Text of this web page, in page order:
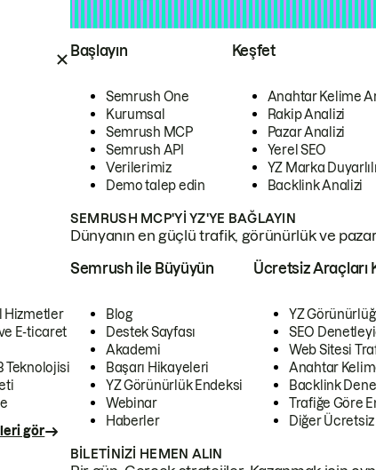
Başlayın
Semrush One
Kurumsal
Semrush MCP
Semrush API
Verilerimiz
Demo talep edin
Keşfet
Anahtar Kelime
Rakip Analizi
Pazar Analizi
Yerel SEO
YZ Marka
Backlink Analizi
SEMRUSH MCP'YI YZ'YE BAĞLAYIN
Dünyanın en güçlü trafik, görünürlük ve
Hizmetler
E-ticaret
Teknolojisi
gör
Semrush ile Büyüyün
Blog
Destek Sayfası
Akademi
Başarı Hikayeleri
YZ Görünürlük Endeksi
Webinar
Haberler
Ücretsiz Araçları
YZ
SEO
Web Sitesi
Anahtar
Backlink
Trafiğe Göre
Diğer
BILETINIZI HEMEN ALIN